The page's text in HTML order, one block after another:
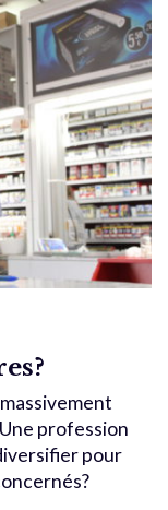
profession
pour